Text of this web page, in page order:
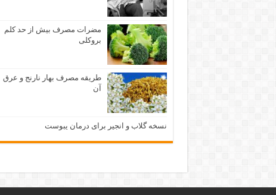
مضرات مصرف بیش از حد کلم
بروکلی
طریقه مصرف بهار نارنج و عرق
آن
نسخه گلاب و انجیر برای درمان یبوست